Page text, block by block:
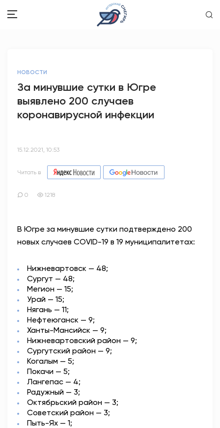
ОБРАЗОВАНИЕ
ПСИХОЛОГИЯ
СПОРТ
АНТИТЕРРОР
НОВОСТИ
За минувшие сутки в Югре
выявлено 200 случаев
коронавирусной инфекции
15.12.2021, 10:53
Читать в
0 1218
В Югре за минувшие сутки подтверждено 200
новых случаев COVID-19 в 19 муниципалитетах:
Нижневартовск — 48;
Сургут — 48;
Мегион — 15;
Урай — 15;
Нягань — 11;
Нефтеюганск — 9;
Ханты-Мансийск — 9;
Нижневартовский район — 9;
Сургутский район — 9;
Когалым — 5;
Покачи — 5;
Лангепас — 4;
Радужный — 3;
Октябрьский район — 3;
Советский район — 3;
Пыть-Ях — 1;